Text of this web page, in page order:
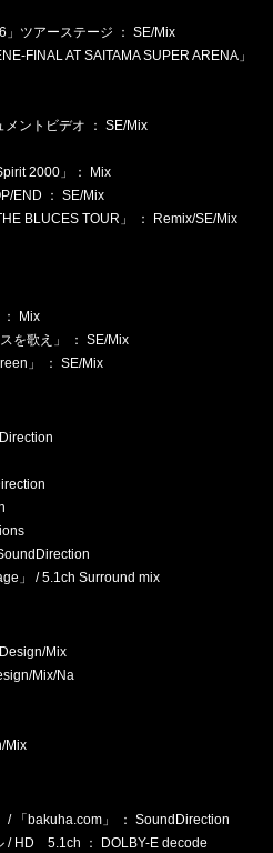
」ツアーステージ ： SE/Mix
FINAL AT SAITAMA SUPER ARENA」
メントビデオ ： SE/Mix
2000」： Mix
END ： SE/Mix
BLUCES TOUR」 ： Remix/SE/Mix
Mix
を歌え」 ： SE/Mix
」 ： SE/Mix
」 / 5.1ch Surround mix
Mix
Mix/Na
Mix
「bakuha.com」 ： SoundDirection
/ HD 5.1ch ： DOLBY-E decode